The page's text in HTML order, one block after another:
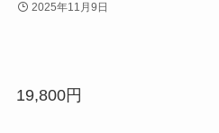
2025年11月9日
19,800円